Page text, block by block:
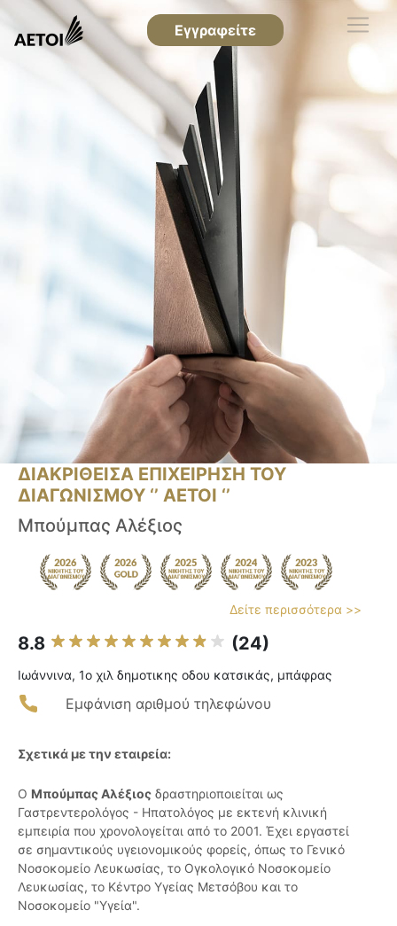
Εγγραφείτε
ΔΙΑΚΡΙΘΕΙΣΑ ΕΠΙΧΕΙΡΗΣΗ ΤΟΥ
ΔΙΑΓΩΝΙΣΜΟΥ ‘’ ΑΕΤΟΙ ‘’
Μπούμπας Αλέξιος
Δείτε περισσότερα >>
8.8 (24)
Ιωάννινα, 1ο χιλ δημοτικης οδου κατσικάς, μπάφρας
Εμφάνιση αριθμού τηλεφώνου
Σχετικά με την εταιρεία:
Ο Μπούμπας Αλέξιος δραστηριοποιείται ως
Γαστρεντερολόγος - Ηπατολόγος με εκτενή κλινική
εμπειρία που χρονολογείται από το 2001. Έχει εργαστεί
σε σημαντικούς υγειονομικούς φορείς, όπως το Γενικό
Νοσοκομείο Λευκωσίας, το Ογκολογικό Νοσοκομείο
Λευκωσίας, το Κέντρο Υγείας Μετσόβου και το
Νοσοκομείο "Υγεία".